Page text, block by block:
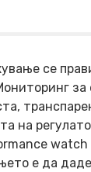
се
за
на
watch
е да